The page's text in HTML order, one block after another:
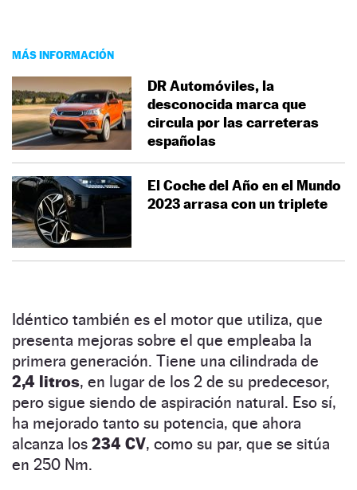
MÁS INFORMACIÓN
DR Automóviles, la
desconocida marca que
circula por las carreteras
españolas
El Coche del Año en el Mundo
2023 arrasa con un triplete
Idéntico también es el motor que utiliza, que
presenta mejoras sobre el que empleaba la
primera generación. Tiene una cilindrada de
2,4 litros, en lugar de los 2 de su predecesor,
pero sigue siendo de aspiración natural. Eso sí,
ha mejorado tanto su potencia, que ahora
alcanza los 234 CV, como su par, que se sitúa
en 250 Nm.